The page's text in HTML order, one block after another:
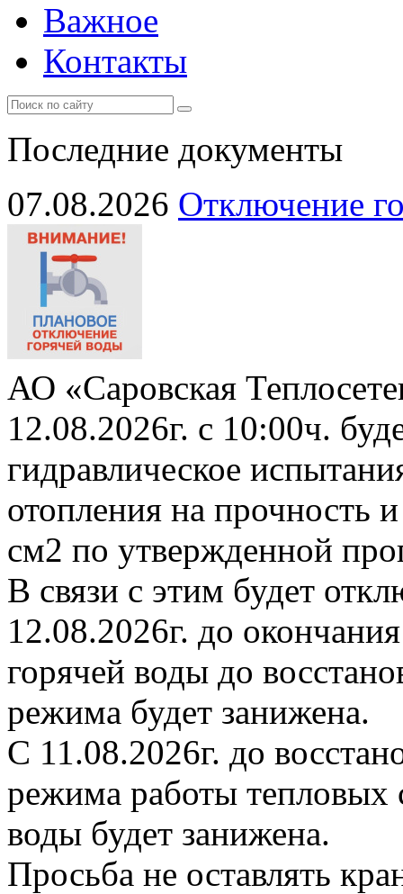
Важное
Контакты
Последние документы
07.08.2026 Отключение
АО «Саровская
12.08.2026г. с 10:00ч.
гидравлическое
отопления на прочность
см2 по утвержденной
В связи с этим будет
12.08.2026г. до
горячей воды до
режима будет занижена.
С 11.08.2026г. до
режима работы тепловых
воды будет занижена.
Просьба не оставлять